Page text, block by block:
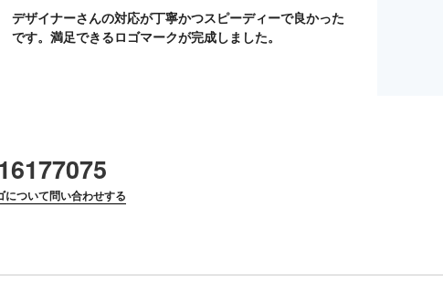
デザイナーさんの対応が丁寧かつスピーディーで良かった
です。満足できるロゴマークが完成しました。
について問い合わせする